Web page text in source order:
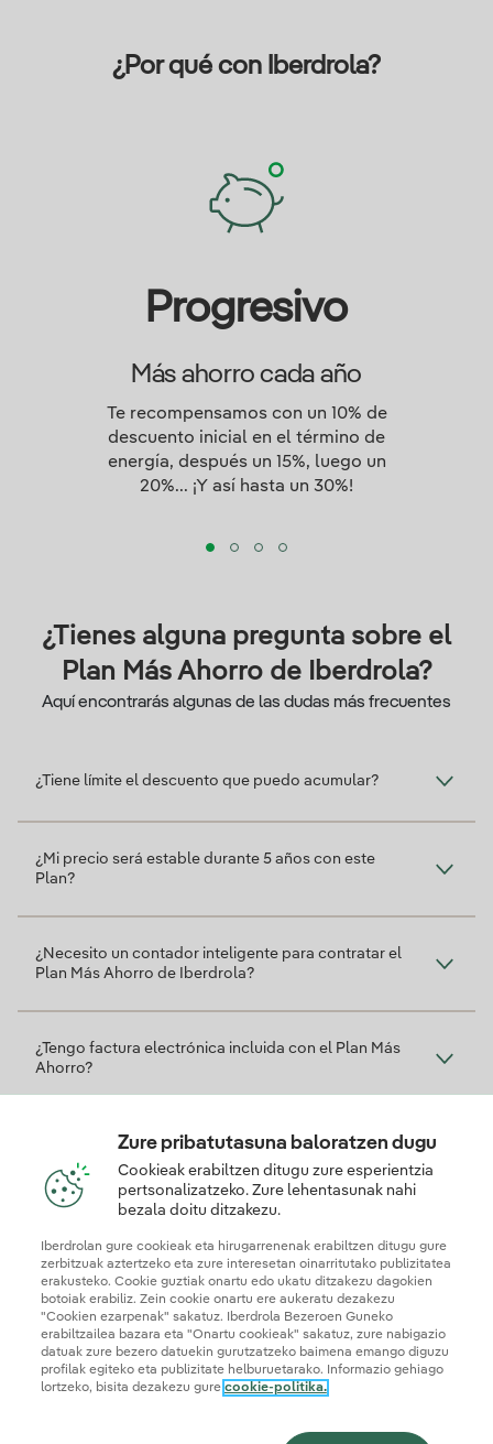
¿Por qué con Iberdrola?
Progresivo
Más ahorro cada año
Te recompensamos con un 10% de
descuento inicial en el término de
energía, después un 15%, luego un
20%... ¡Y así hasta un 30%!
¿Tienes alguna pregunta sobre el
Plan Más Ahorro de Iberdrola?
Aquí encontrarás algunas de las dudas más frecuentes
¿Tiene límite el descuento que puedo acumular?
¿Mi precio será estable durante 5 años con este
Plan?
¿Necesito un contador inteligente para contratar el
Plan Más Ahorro de Iberdrola?
¿Tengo factura electrónica incluida con el Plan Más
Ahorro?
¿Cómo puedo saber el descuento que llevo
acumulado?
Zein da plan honekin soberakinak konpentsatzeko
prezioa?
Zure pribatutasuna baloratzen dugu
Cookieak erabiltzen ditugu zure esperientzia
pertsonalizatzeko. Zure lehentasunak nahi
bezala doitu ditzakezu.
Iberdrolan gure cookieak eta hirugarrenenak erabiltzen ditugu gure
zerbitzuak aztertzeko eta zure interesetan oinarritutako publizitatea
erakusteko. Cookie guztiak onartu edo ukatu ditzakezu dagokien
botoiak erabiliz. Zein cookie onartu ere aukeratu dezakezu
"Cookien ezarpenak" sakatuz. Iberdrola Bezeroen Guneko
erabiltzailea bazara eta "Onartu cookieak" sakatuz, zure nabigazio
datuak zure bezero datuekin gurutzatzeko baimena emango diguzu
profilak egiteko eta publizitate helburuetarako. Informazio gehiago
lortzeko, bisita dezakezu gure cookie-politika.